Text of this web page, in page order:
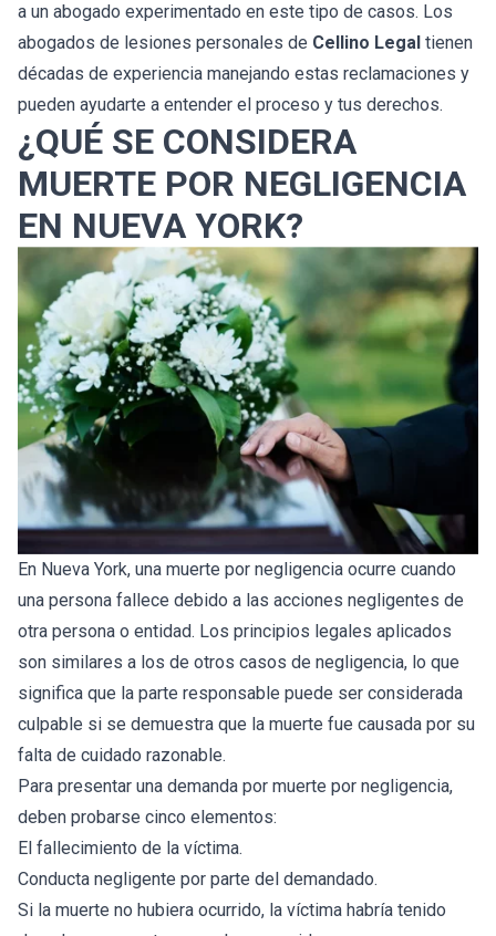
a un abogado experimentado en este tipo de casos. Los
abogados de lesiones personales de Cellino Legal tienen
décadas de experiencia manejando estas reclamaciones y
pueden ayudarte a entender el proceso y tus derechos.
¿QUÉ SE CONSIDERA
MUERTE POR NEGLIGENCIA
EN NUEVA YORK?
En Nueva York, una muerte por negligencia ocurre cuando
una persona fallece debido a las acciones negligentes de
otra persona o entidad. Los principios legales aplicados
son similares a los de otros casos de negligencia, lo que
significa que la parte responsable puede ser considerada
culpable si se demuestra que la muerte fue causada por su
falta de cuidado razonable.
Para presentar una demanda por muerte por negligencia,
deben probarse cinco elementos:
El fallecimiento de la víctima.
Conducta negligente por parte del demandado.
Si la muerte no hubiera ocurrido, la víctima habría tenido